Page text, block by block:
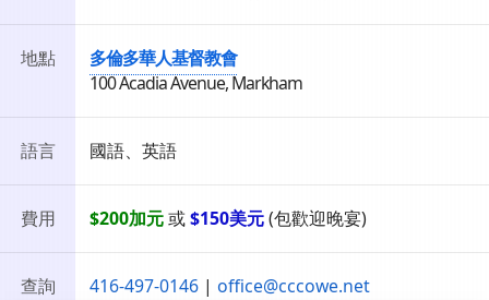
地點
多倫多華人基督教會
100 Acadia Avenue, Markham
語言 國語、英語
費用 $200加元或$150美元(包歡迎晚宴)
查詢 416-497-0146| office@cccowe.net